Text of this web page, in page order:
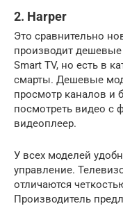
2. Harper
Это сравнительно
производит
Smart TV, но есть в
смарты. Дешевые
просмотр каналов и
посмотреть видео с
видеоплеер.
У всех моделей
управление.
отличаются
Производитель